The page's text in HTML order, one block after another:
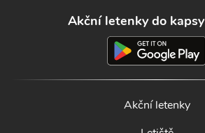
Akční letenky do kapsy
Akční letenky